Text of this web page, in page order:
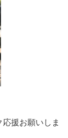
援お願いしま